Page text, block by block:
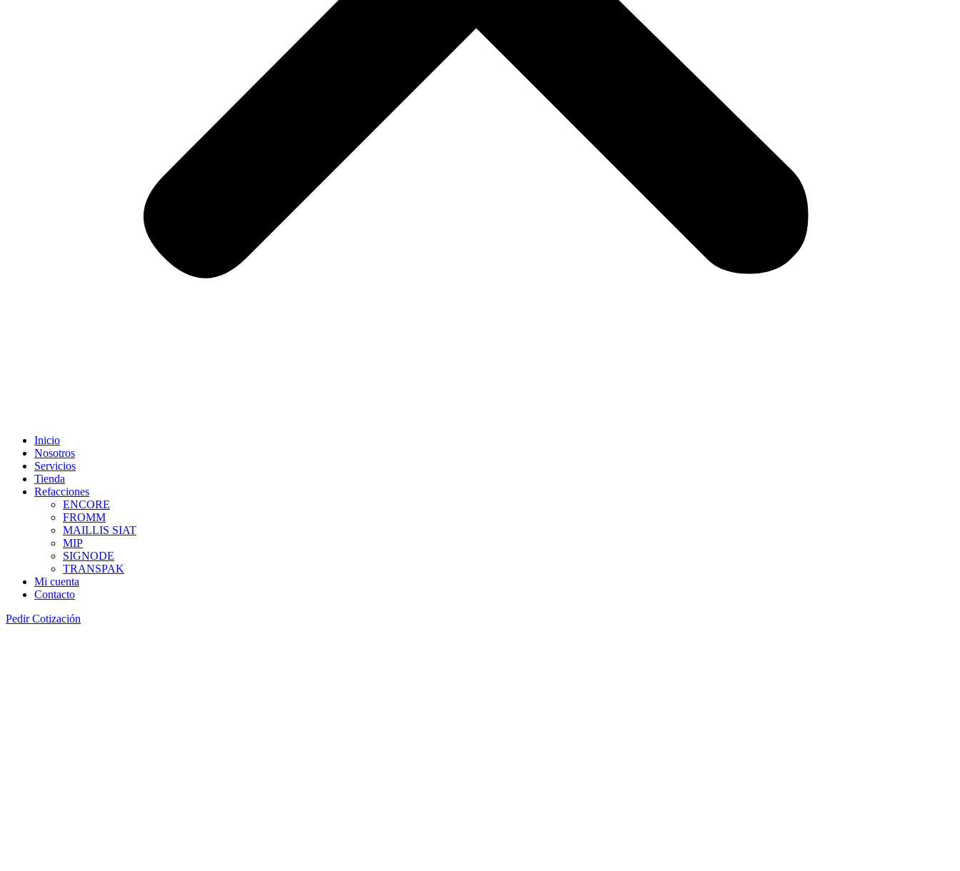
Inicio
Nosotros
Servicios
Tienda
Refacciones
ENCORE
FROMM
MAILLIS SIAT
MIP
SIGNODE
TRANSPAK
Mi cuenta
Contacto
Pedir Cotización